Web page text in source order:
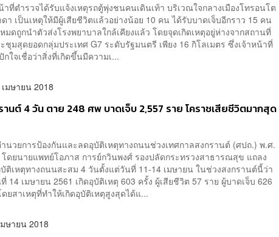
าที่ตำรวจได้รับแจ้งเหตุรถตู้พุ่งชนคนเดินเท้า บริเวณใจกลางเมืองโทรอนโต
า เป็นเหตุให้มีผู้เสียชีวิตแล้วอย่างน้อย 10 คน ได้รับบาดเจ็บอีกราว 15 คน
มดถูกนำตัวส่งโรงพยาบาลใกล้เคียงแล้ว โดยจุดเกิดเหตุอยู่ห่างจากสถานที่
ชุมสุดยอดกลุ่มประเทศ G7 ระดับรัฐมนตรี เพียง 16 กิโลเมตร ซึ่งเจ้าหน้าที่
กใจเชื่อว่าสิ่งที่เกิดขึ้นมีความเ...
เมษายน 2018
านต์ 4 วัน ตาย 248 ศพ บาดเจ็บ 2,557 ราย โคราชเสียชีวิตมากสุด
นวยการป้องกันและลดอุบัติเหตุทางถนนช่วงเทศกาลสงกรานต์ (ศปถ.) พ.ศ.
โดยนายแพทย์โอภาส การย์กวินพงศ์ รองปลัดกระทรวงสาธารณสุข แถลง
ติเหตุทางถนนสะสม 4 วันตั้งแต่วันที่ 11-14 เมษายน ในช่วงสงกรานต์นี้ว่า
14 เมษายน 2561 เกิดอุบัติเหตุ 603 ครั้ง ผู้เสียชีวิต 57 ราย ผู้บาดเจ็บ 626
ดยสาเหตุที่ทำให้เกิดอุบัติเหตุสูงสุดได้แ...
ษายน 2018